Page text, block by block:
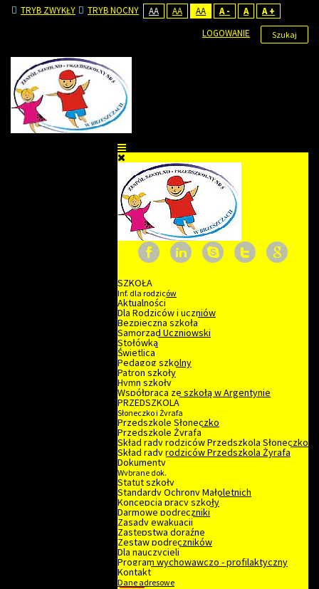
TRYB ZWYKŁY TRYB NOCNY AA AA AA A - A A +
Szukaj
LOGOWANIE
SZKOŁA
Inf. dla rodziców
Aktualności
Dla Rodziców i uczniów
Bezpieczna szkoła
Samorząd Uczniowski
Stołówka
Świetlica
Pedagog szkolny
Patron szkoły
Hymn szkoły
Współpraca ze szkołą w Argentynie
PRZEDSZKOLA
Słoneczko i Żyrafa
Przedszkole Słoneczko
Przedszkole Żyrafa
Skład rady rodziców Przedszkola Słoneczko
Skład rady rodziców Przedszkola Żyrafa
Dokumenty
Wybrane dok.
Statut szkoły
Standardy Ochrony Małoletnich
Koncepcja pracy szkoły
Darmowe podręczniki
Zasady ewakuacji
Zastępstwa doraźne
Zestaw podręczników
Dla nauczycieli
Program wychowawczo - profilaktyczny
Kontakt
Dane adresowe